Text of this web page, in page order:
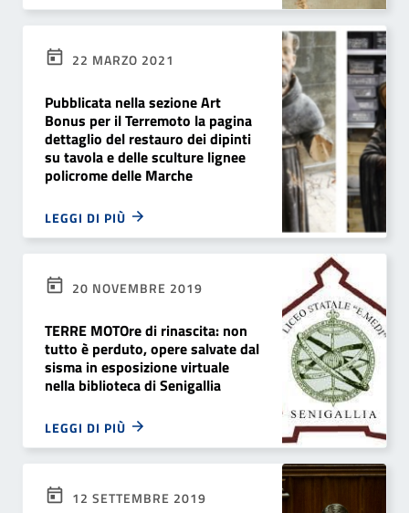
22 MARZO 2021
Pubblicata nella sezione Art
Bonus per il Terremoto la pagina
dettaglio del restauro dei dipinti
su tavola e delle sculture lignee
policrome delle Marche
LEGGI DI PIÙ
20 NOVEMBRE 2019
TERRE MOTOre di rinascita: non
tutto è perduto, opere salvate dal
sisma in esposizione virtuale
nella biblioteca di Senigallia
LEGGI DI PIÙ
12 SETTEMBRE 2019